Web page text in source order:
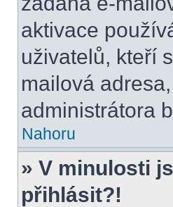
aktivace
uživatelů, kteří
mailová
administrátora
Nahoru
» V minulosti
přihlásit?!